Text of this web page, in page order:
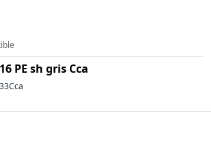
PE sh gris Cca